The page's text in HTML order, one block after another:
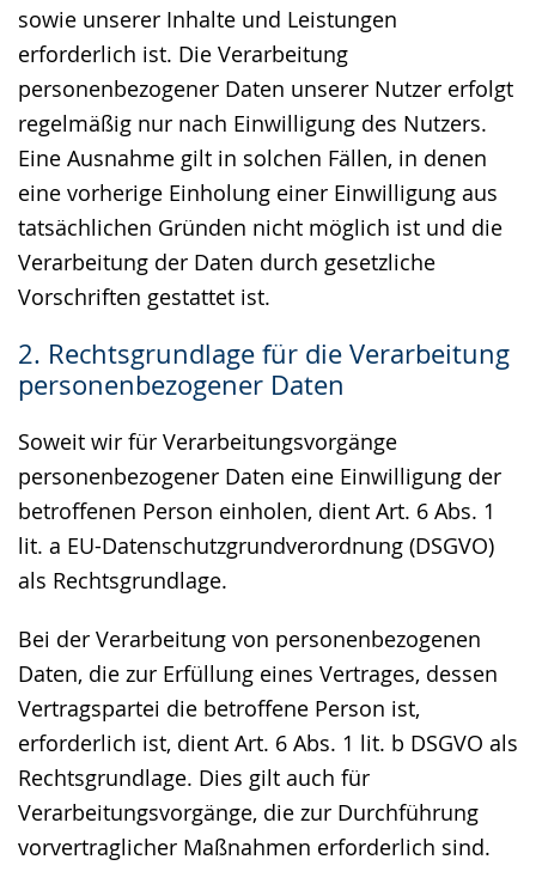
sowie unserer Inhalte und Leistungen
erforderlich ist. Die Verarbeitung
personenbezogener Daten unserer Nutzer erfolgt
regelmäßig nur nach Einwilligung des Nutzers.
Eine Ausnahme gilt in solchen Fällen, in denen
eine vorherige Einholung einer Einwilligung aus
tatsächlichen Gründen nicht möglich ist und die
Verarbeitung der Daten durch gesetzliche
Vorschriften gestattet ist.
2. Rechtsgrundlage für die Verarbeitung
personenbezogener Daten
Soweit wir für Verarbeitungsvorgänge
personenbezogener Daten eine Einwilligung der
betroffenen Person einholen, dient Art. 6 Abs. 1
lit. a EU-Datenschutzgrundverordnung (DSGVO)
als Rechtsgrundlage.
Bei der Verarbeitung von personenbezogenen
Daten, die zur Erfüllung eines Vertrages, dessen
Vertragspartei die betroffene Person ist,
erforderlich ist, dient Art. 6 Abs. 1 lit. b DSGVO als
Rechtsgrundlage. Dies gilt auch für
Verarbeitungsvorgänge, die zur Durchführung
vorvertraglicher Maßnahmen erforderlich sind.